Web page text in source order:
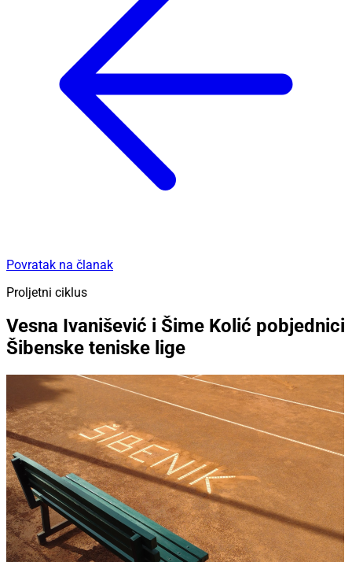
Povratak na članak
Proljetni ciklus
Vesna Ivanišević i Šime Kolić pobjednici
Šibenske teniske lige